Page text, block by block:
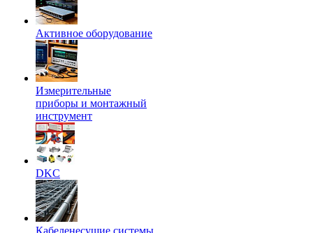
Активное оборудование
Измерительные
приборы и монтажный
инструмент
DKC
Кабеленесущие системы